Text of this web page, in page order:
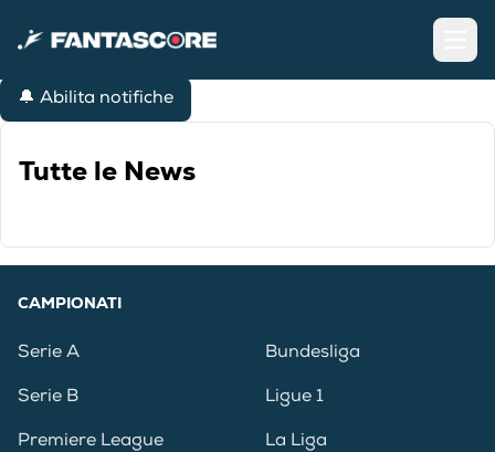
🔔 Abilita notifiche
Tutte le News
CAMPIONATI
Serie A
Serie B
Premiere League
Bundesliga
Ligue 1
La Liga